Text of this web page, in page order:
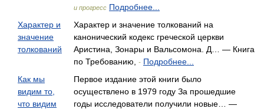
и прогресс Подробнее...
Характер и
значение
толкований
Характер и значение толкований на
канонический кодекс греческой церкви
Аристина, Зонары и Вальсомона. Д… — Книга
по Требованию,
- Подробнее...
Как мы
видим то,
что видим
Первое издание этой книги было
осуществлено в 1979 году За прошедшие
годы исследователи получили новые… —